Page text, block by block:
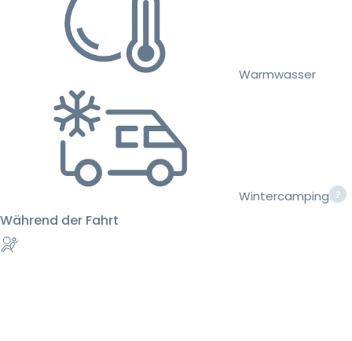
Warmwasser
Wintercamping
Während der Fahrt